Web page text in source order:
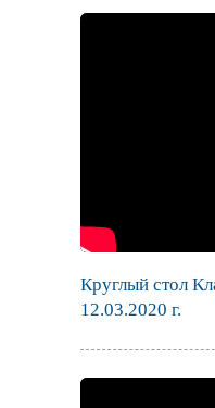
Круглый стол
12.03.2020 г.